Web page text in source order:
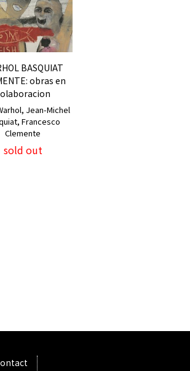
BASQUIAT
obras en
Jean-Michel
Francesco
Clemente
sold out